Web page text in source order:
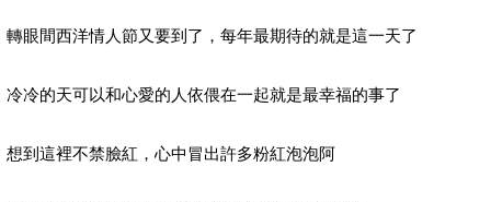
轉眼間西洋情人節又要到了，每年最期待的就是這一天了
冷冷的天可以和心愛的人依偎在一起就是最幸福的事了
想到這裡不禁臉紅，心中冒出許多粉紅泡泡阿